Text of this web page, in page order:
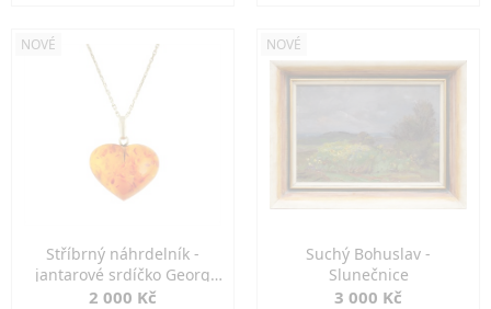
NOVÉ
Stříbrný náhrdelník -
jantarové srdíčko Georg
Kramer
2 000 Kč
NOVÉ
Suchý Bohuslav -
Slunečnice
3 000 Kč